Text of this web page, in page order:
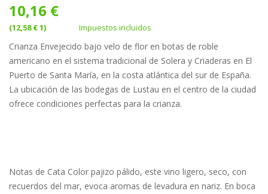
10,16 €
(12,58 € 1) Impuestos incluidos
Crianza Envejecido bajo velo de flor en botas de roble
americano en el sistema tradicional de Solera y Criaderas en El
Puerto de Santa María, en la costa atlántica del sur de España.
La ubicación de las bodegas de Lustau en el centro de la ciudad
ofrece condiciones perfectas para la crianza.
Notas de Cata Color pajizo pálido, este vino ligero, seco, con
recuerdos del mar, evoca aromas de levadura en nariz. En boca